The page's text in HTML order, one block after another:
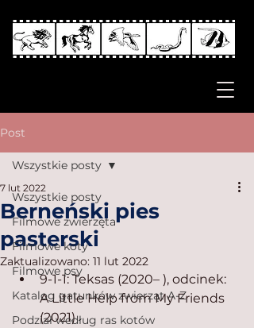
Post
Wszystkie posty
Filmowe zwierzęta
Filmowe koty
Filmowe psy
Katalog gatunków zwierząt A-Z
Podział według ras kotów
Wszystkie posty
Berneński pies
pasterski
7 lut 2022
Zaktualizowano: 11 lut 2022
9-1-1: Teksas (2020– ), odcinek:
A Little Help from My Friends
(2021)